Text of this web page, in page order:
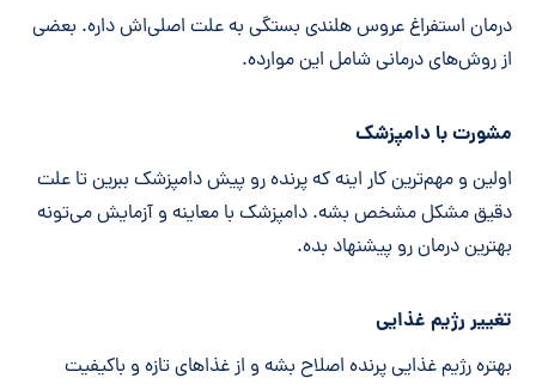
درمان استفراغ عروس هلندی بستگی به علت اصلی‌اش داره. بعضی
از روش‌های درمانی شامل این موارده.
مشورت با دامپزشک
اولین و مهم‌ترین کار اینه که پرنده رو پیش دامپزشک ببرین تا علت
دقیق مشکل مشخص بشه. دامپزشک با معاینه و آزمایش می‌تونه
بهترین درمان رو پیشنهاد بده.
تغییر رژیم غذایی
بهتره رژیم غذایی پرنده اصلاح بشه و از غذاهای تازه و باکیفیت